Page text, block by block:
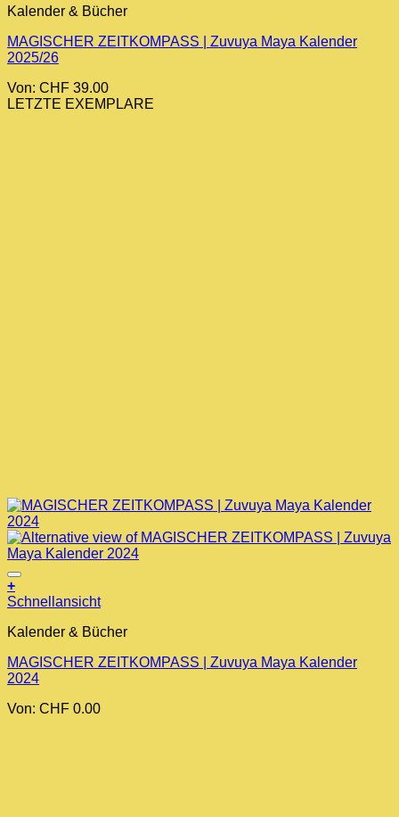
weist
Varianten
auf.
Optionen
können
Kalender & Bücher
MAGISCHER ZEITKOMPASS | Zuvuya Maya Kalender
2025/26
Von: CHF 39.00
LETZTE EXEMPLARE
+
Dieses
weist
Varianten
auf.
Optionen
Schnellansicht
Kalender & Bücher
MAGISCHER ZEITKOMPASS | Zuvuya Maya Kalender
2024
Von: CHF 0.00